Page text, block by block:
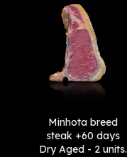
Minhota breed
steak +60 days
Dry Aged - 2 units.